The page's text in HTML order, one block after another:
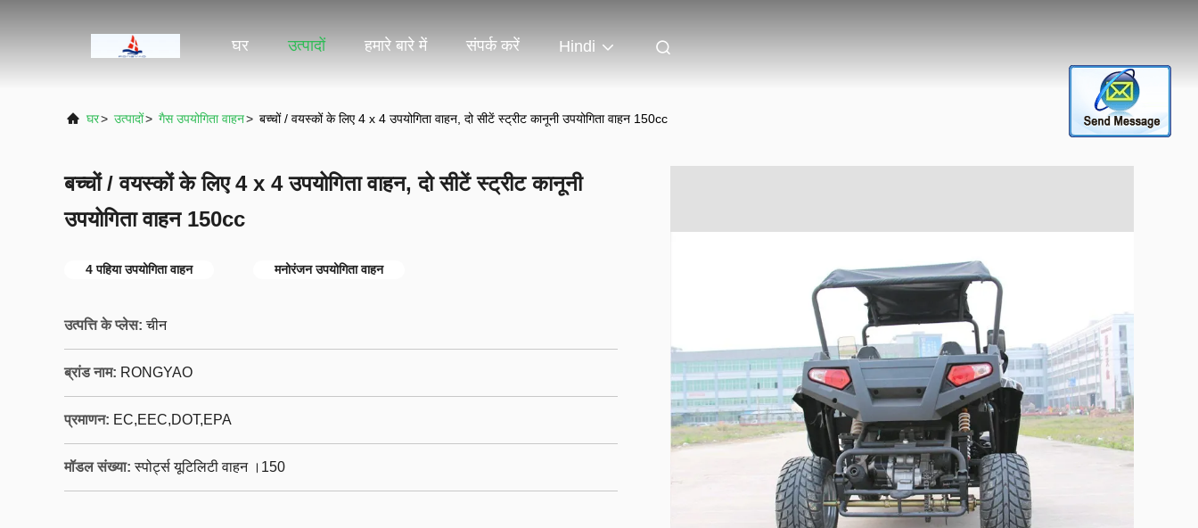
घर उत्पादों हमारे बारे में संपर्क करें Hindi
घर> उत्पादों> गैस उपयोगिता वाहन> बच्चों / वयस्कों के लिए 4 x 4 उपयोगिता वाहन, दो सीटें स्ट्रीट कानूनी उपयोगिता वाहन 150cc
बच्चों / वयस्कों के लिए 4 x 4 उपयोगिता वाहन, दो सीटें स्ट्रीट कानूनी
उपयोगिता वाहन 150cc
4 पहिया उपयोगिता वाहन मनोरंजन उपयोगिता वाहन
उत्पत्ति के प्लेस: चीन
ब्रांड नाम: RONGYAO
प्रमाणन: EC,EEC,DOT,EPA
मॉडल संख्या: स्पोर्ट्स यूटिलिटी वाहन ।150